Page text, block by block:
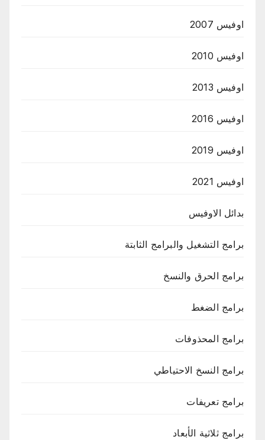
اوفيس 2007
اوفيس 2010
اوفيس 2013
اوفيس 2016
اوفيس 2019
اوفيس 2021
بدائل الاوفيس
برامج التشغيل والبرامج الثابتة
برامج الحرق والنسخ
برامج الضغط
برامج المحذوفات
برامج النسخ الاحتياطي
برامج تعريفات
برامج ثلاثية الأبعاد